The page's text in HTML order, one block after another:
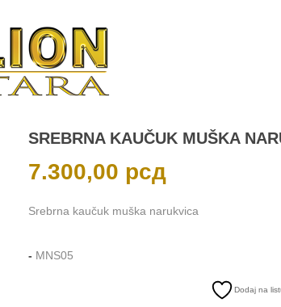
SREBRNA KAUČUK MUŠKA
7.300,00 рсд
Srebrna kaučuk muška narukvica
- MNS05
Dodaj na